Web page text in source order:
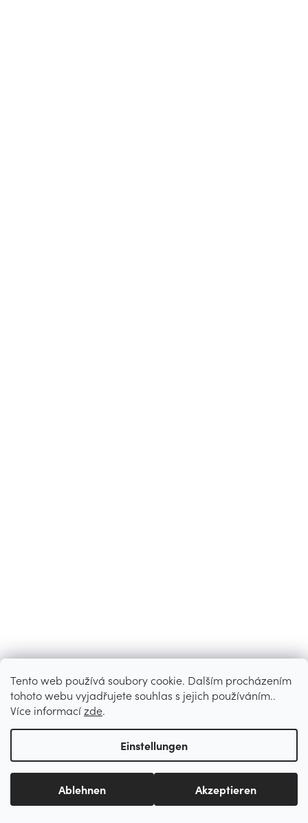
Tento web používá soubory cookie. Dalším procházením
tohoto webu vyjadřujete souhlas s jejich používáním..
Více informacízde.
Einstellungen
Ablehnen Akzeptieren